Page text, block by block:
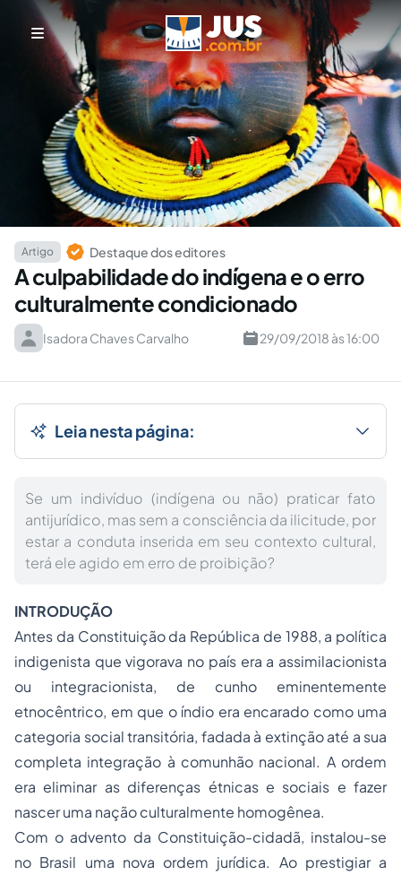
Artigo Destaque dos editores
A culpabilidade do indígena e o erro
culturalmente condicionado
Isadora Chaves Carvalho 29/09/2018 às 16:00
Leia nesta página:
Se um indivíduo (indígena ou não) praticar fato
antijurídico, mas sem a consciência da ilicitude, por
estar a conduta inserida em seu contexto cultural,
terá ele agido em erro de proibição?
INTRODUÇÃO
Antes da Constituição da República de 1988, a política
indigenista que vigorava no país era a assimilacionista
ou integracionista, de cunho eminentemente
etnocêntrico, em que o índio era encarado como uma
categoria social transitória, fadada à extinção até a sua
completa integração à comunhão nacional. A ordem
era eliminar as diferenças étnicas e sociais e fazer
nascer uma nação culturalmente homogênea.
Com o advento da Constituição-cidadã, instalou-se
no Brasil uma nova ordem jurídica. Ao prestigiar a